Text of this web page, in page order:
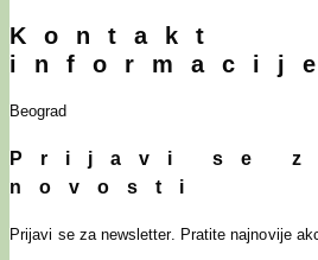
Kontakt
Beograd
Prijavi se
novosti
Prijavi se za newsletter. Pratite najnovije